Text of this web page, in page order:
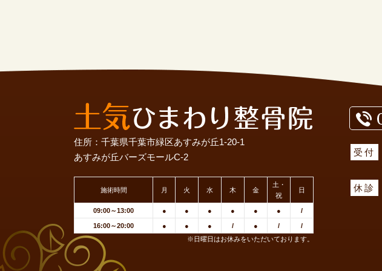
住所：千葉県千葉市緑区あすみが丘1-20-1
あすみが丘バーズモールC-2
施術時間 月 火 水 木 金
土・
祝
日
09:00～13:00 ● ● ● ● ● ● /
16:00～20:00 ● ● ● / ● /
/
※日曜日はお休みをいただいております。
受付
休診